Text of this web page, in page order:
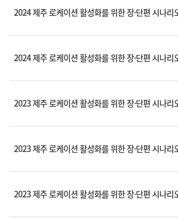
2024 제주 로케이션 활성화를 위한 장·단편 시나리
2024 제주 로케이션 활성화를 위한 장·단편 시나리
2023 제주 로케이션 활성화를 위한 장·단편 시나리
2023 제주 로케이션 활성화를 위한 장·단편 시나리
2023 제주 로케이션 활성화를 위한 장·단편 시나리